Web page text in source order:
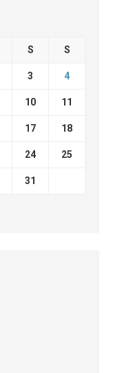
S S
3 4
10 11
17 18
24 25
31